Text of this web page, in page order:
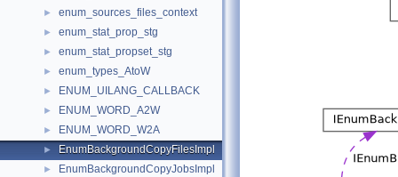
► enum_sources_files_context
► enum_stat_prop_stg
► enum_stat_propset_stg
► enum_types_AtoW
► ENUM_UILANG_CALLBACK
► ENUM_WORD_A2W
► ENUM_WORD_W2A
► EnumBackgroundCopyFilesImpl
► EnumBackgroundCopyJobsImpl